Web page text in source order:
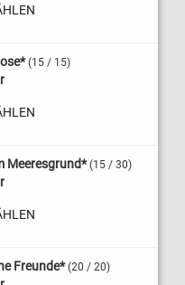
(15 / 15)
Meeresgrund* (15 / 30)
Freunde* (20 / 20)